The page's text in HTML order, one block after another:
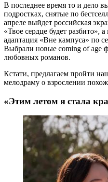
В последнее время то и дело
подростках, снятые по
апреле выйдет российская
«Твое сердце будет разбито»,
адаптация «Вне кампуса» по
Выбрали новые coming of age
любовных романов.
Кстати, предлагаем пройти
мелодраму о взрослении
«Этим летом я стала